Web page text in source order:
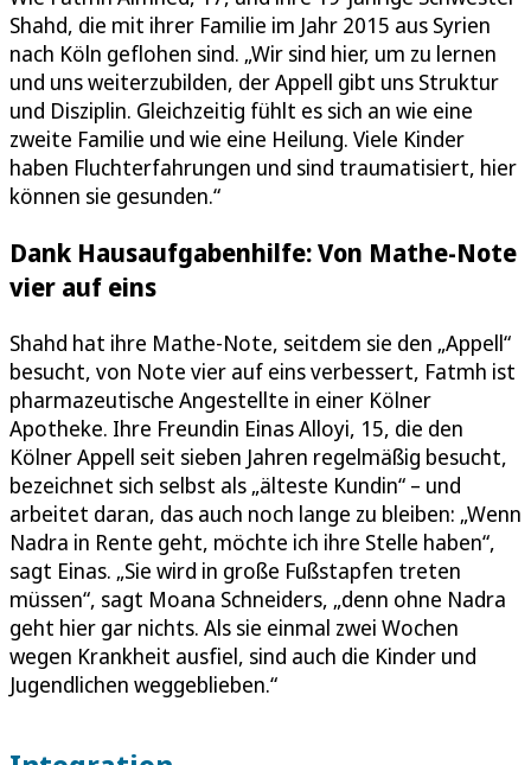
Shahd, die mit ihrer Familie im Jahr 2015 aus Syrien
nach Köln geflohen sind. „Wir sind hier, um zu lernen
und uns weiterzubilden, der Appell gibt uns Struktur
und Disziplin. Gleichzeitig fühlt es sich an wie eine
zweite Familie und wie eine Heilung. Viele Kinder
haben Fluchterfahrungen und sind traumatisiert, hier
können sie gesunden.“
Dank Hausaufgabenhilfe: Von Mathe-Note
vier auf eins
Shahd hat ihre Mathe-Note, seitdem sie den „Appell“
besucht, von Note vier auf eins verbessert, Fatmh ist
pharmazeutische Angestellte in einer Kölner
Apotheke. Ihre Freundin Einas Alloyi, 15, die den
Kölner Appell seit sieben Jahren regelmäßig besucht,
bezeichnet sich selbst als „älteste Kundin“ – und
arbeitet daran, das auch noch lange zu bleiben: „Wenn
Nadra in Rente geht, möchte ich ihre Stelle haben“,
sagt Einas. „Sie wird in große Fußstapfen treten
müssen“, sagt Moana Schneiders, „denn ohne Nadra
geht hier gar nichts. Als sie einmal zwei Wochen
wegen Krankheit ausfiel, sind auch die Kinder und
Jugendlichen weggeblieben.“